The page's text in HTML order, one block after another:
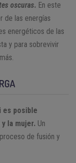
oscuras. En este
de las energías
energéticos de las
y para sobrevivir
es posible
la mujer. Un
de fusión y